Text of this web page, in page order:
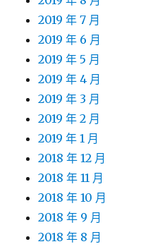
2019 年 7 月
2019 年 6 月
2019 年 5 月
2019 年 4 月
2019 年 3 月
2019 年 2 月
2019 年 1 月
2018 年 12 月
2018 年 11 月
2018 年 10 月
2018 年 9 月
2018 年 8 月